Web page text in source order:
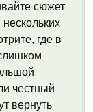
сюжет
где в
честный
вернуть